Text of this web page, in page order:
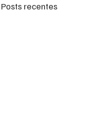
Posts recentes